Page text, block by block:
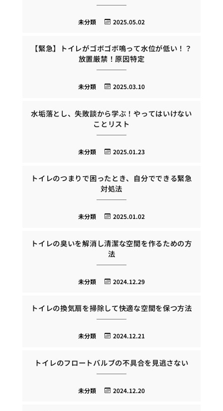
2025.05.02
未分類
【緊急】トイレがゴボゴボ鳴って水位が低い！？
放置厳禁！原因特定
2025.03.10
未分類
水垢落とし、失敗談から学ぶ！やってはいけない
ことリスト
2025.01.23
未分類
トイレのつまりで困ったとき、自分でできる緊急
対処法
2025.01.02
未分類
トイレの臭いを解消し清潔な空間を作るための方
法
2024.12.29
未分類
トイレの換気扇を掃除して快適な空間を保つ方法
2024.12.21
未分類
トイレのフロートバルブの不具合を見逃さない
2024.12.20
未分類